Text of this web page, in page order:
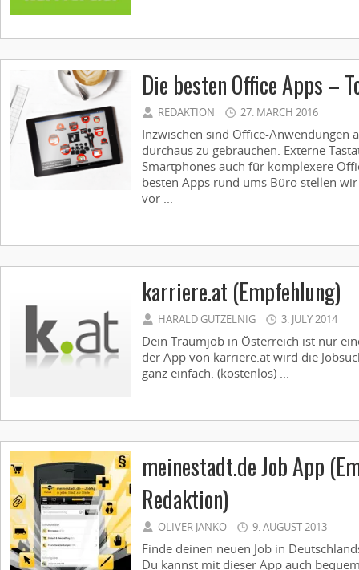
Die besten Office Apps –
REDAKTION 27. MARCH 2016
Inzwischen sind Office-Anwendungen
durchaus zu gebrauchen. Externe
Smartphones auch für komplexere
besten Apps rund ums Büro stellen
vor ...
karriere.at (Empfehlung)
HARALD GUTZELNIG 3. JULY 2014
Dein Traumjob in Österreich ist nur
der App von karriere.at wird die
ganz einfach. (kostenlos) ...
meinestadt.de Job App
Redaktion)
OLIVER JANKO 9. AUGUST 2013
Finde deinen neuen Job in
Du kannst mit dieser App auch